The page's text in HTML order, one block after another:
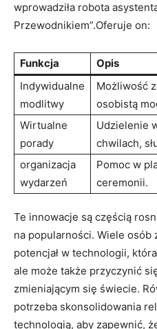
wprowadziła robota
Przewodnikiem”.Oferuje on:
Funkcja
Opis
Indywidualne
modlitwy
Możliwość
osobistą
Wirtualne
porady
Udzielenie
chwilach,
organizacja
wydarzeń
Pomoc w
ceremonii.
Te innowacje są częścią
na popularności. Wiele osób
potencjał w technologii,
ale może także przyczynić
zmieniającym się świecie.
potrzeba skonsolidowania
technologią, aby zapewnić,